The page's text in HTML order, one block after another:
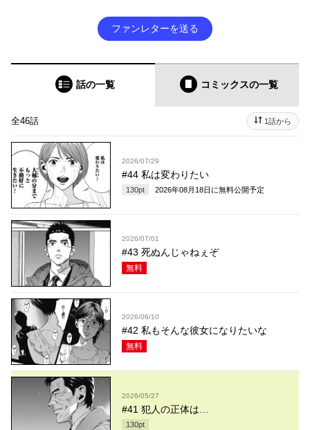
ファンレターを送る
話の一覧 コミックスの一覧
全46話 1話から
2026/07/29
#44 私は変わりたい
130pt 2026年08月18日 に無料公開予定
2026/07/01
#43 死ぬんじゃねぇぞ
無料
2026/06/10
#42 私もそんな彼女になりたいな
無料
2026/05/27
#41 犯人の正体は…
130pt